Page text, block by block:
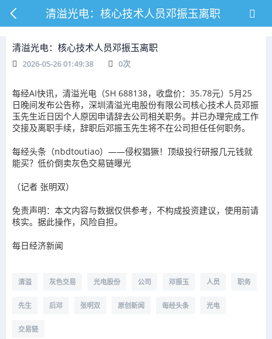
清溢光电：核心技术人员邓振玉离职
清溢光电：核心技术人员邓振玉离职
2026-05-26 01:49:38 0次
每经AI快讯， 清溢光电（SH 688138，收盘价：35.78元）5月25
日晚间发布公告称，深圳清溢光电股份有限公司核心技术人员邓振
玉先生近日因个人原因申请辞去公司相关职务。并已办理完成工作
交接及离职手续，辞职后邓振玉先生将不在公司担任任何职务。
每经头条（nbdtoutiao）——侵权猖獗！顶级投行研报几元钱就
能买？低价倒卖灰色交易链曝光
（记者 张明双）
免责声明：本文内容与数据仅供参考，不构成投资建议，使用前请
核实。据此操作，风险自担。
每日经济新闻
清溢 灰色交易 光电股份 公司 邓振玉 人员 职务
先生 后邓 张明双 原创新闻 每经头条 光电
交易链